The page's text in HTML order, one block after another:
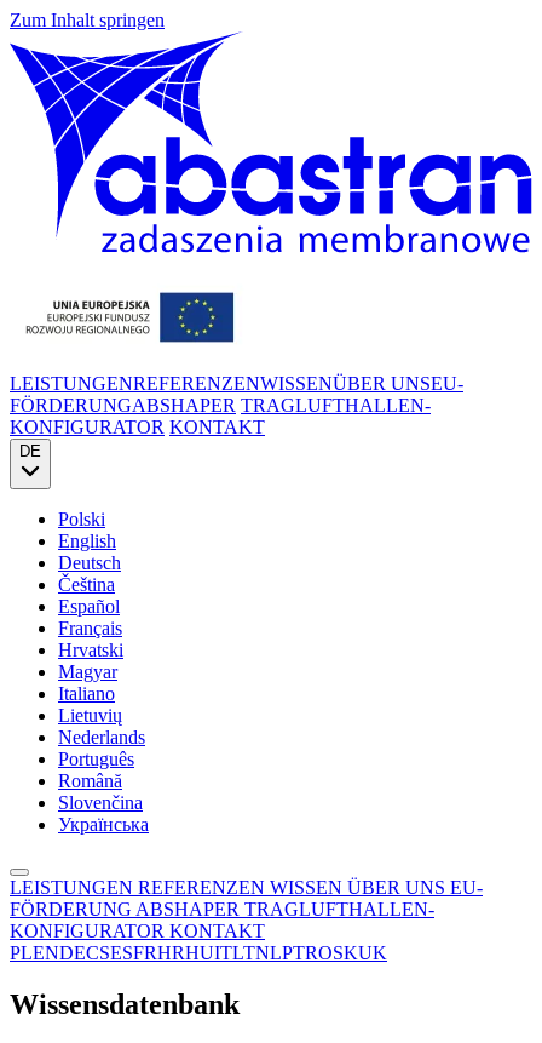
Zum Inhalt springen
LEISTUNGENREFERENZENWISSENÜBER UNSEU-
FÖRDERUNGABSHAPER TRAGLUFTHALLEN-
KONFIGURATOR KONTAKT
DE
Polski
English
Deutsch
Čeština
Español
Français
Hrvatski
Magyar
Italiano
Lietuvių
Nederlands
Português
Română
Slovenčina
Українська
LEISTUNGEN REFERENZEN WISSEN ÜBER UNS EU-
FÖRDERUNG ABSHAPER TRAGLUFTHALLEN-
KONFIGURATOR KONTAKT
PLENDECSESFRHRHUITLTNLPTROSKUK
Wissensdatenbank